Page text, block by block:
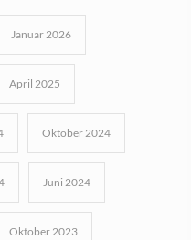
Januar 2026
April 2025
Oktober 2024
Juni 2024
Oktober 2023